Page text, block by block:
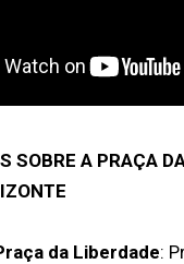
SOBRE A PRAÇA
da Liberdade: